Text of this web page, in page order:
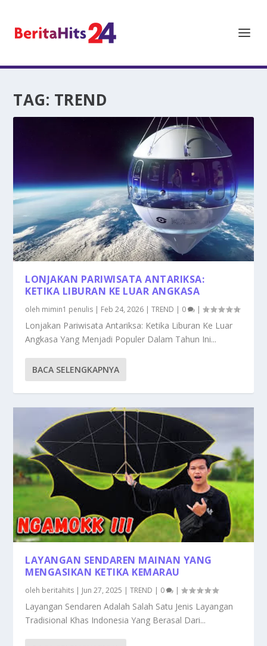
TAG: TREND
LONJAKAN PARIWISATA ANTARIKSA:
KETIKA LIBURAN KE LUAR ANGKASA
oleh mimin1 penulis | Feb 24, 2026 |TREND | 0 |
Lonjakan Pariwisata Antariksa: Ketika Liburan Ke Luar
Angkasa Yang Menjadi Populer Dalam Tahun Ini...
BACA SELENGKAPNYA
LAYANGAN SENDAREN MAINAN YANG
MENGASIKAN KETIKA KEMARAU
oleh beritahits | Jun 27, 2025 |TREND | 0 |
Layangan Sendaren Adalah Salah Satu Jenis Layangan
Tradisional Khas Indonesia Yang Berasal Dari...